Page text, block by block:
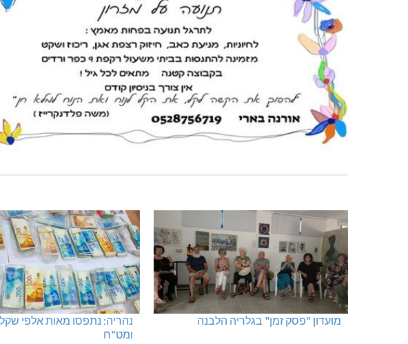
מועדון "פסק זמן" בגלריה הלבנה
נהריה: נתפסו מאות אלפי
ומט"ח